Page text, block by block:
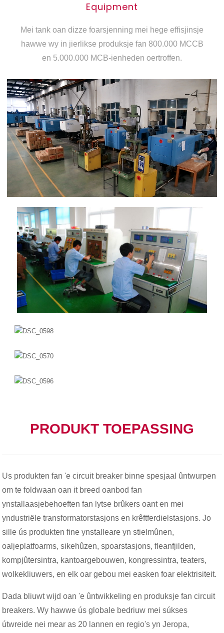
Equipment
Mei tank oan dizze foarsjenning mei hege effisjinsje
hawwe wy in jierlikse produksje fan 800.000 MCCB
en 5.000.000 MCB-ienheden oertroffen.
PRODUKT TOEPASSING
Us produkten fan 'e circuit breaker binne spesjaal ûntwurpen
om te foldwaan oan it breed oanbod fan
ynstallaasjebehoeften fan lytse brûkers oant en mei
yndustriële transformatorstasjons en krêftferdielstasjons. Jo
sille ús produkten fine ynstalleare yn stielmûnen,
oaljeplatfoarms, sikehûzen, spoarstasjons, fleanfjilden,
kompjûtersintra, kantoargebouwen, kongressintra, teaters,
wolkekliuwers, en elk oar gebou mei easken foar elektrisiteit.
Dada bliuwt wijd oan 'e ûntwikkeling en produksje fan circuit
breakers. Wy hawwe ús globale bedriuw mei súkses
útwreide nei mear as 20 lannen en regio's yn Jeropa,